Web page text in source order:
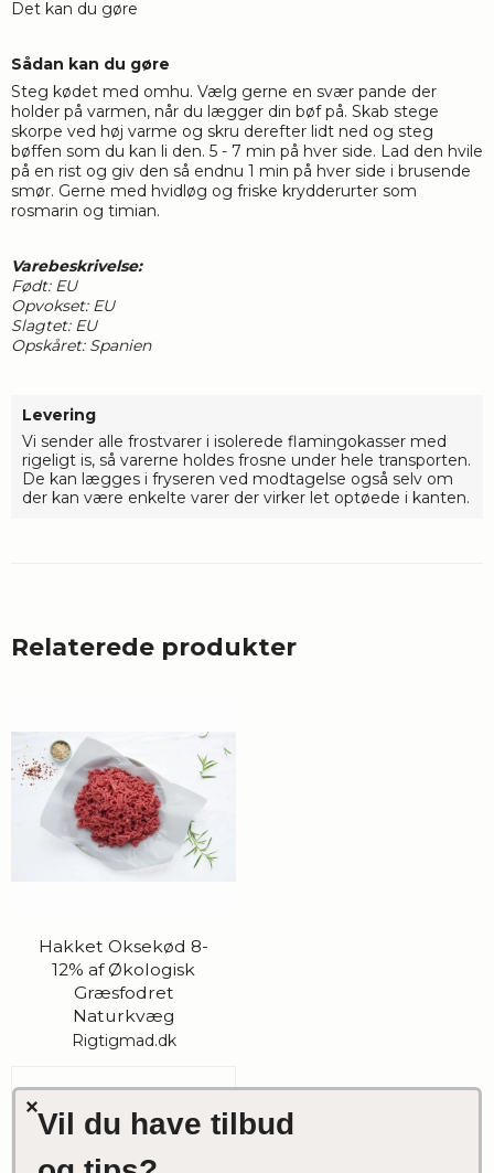
Det kan du gøre
Sådan kan du gøre
Steg kødet med omhu. Vælg gerne en svær pande der
holder på varmen, når du lægger din bøf på. Skab stege
skorpe ved høj varme og skru derefter lidt ned og steg
bøffen som du kan li den. 5 - 7 min på hver side. Lad den hvile
på en rist og giv den så endnu 1 min på hver side i brusende
smør. Gerne med hvidløg og friske krydderurter som
rosmarin og timian.
Varebeskrivelse:
Født: EU
Opvokset: EU
Slagtet: EU
Opskåret: Spanien
Levering
Vi sender alle frostvarer i isolerede flamingokasser med
rigeligt is, så varerne holdes frosne under hele transporten.
De kan lægges i fryseren ved modtagelse også selv om
der kan være enkelte varer der virker let optøede i kanten.
Relaterede produkter
Hakket Oksekød 8-
12% af Økologisk
Græsfodret
Naturkvæg
Rigtigmad.dk
80,00 DKK